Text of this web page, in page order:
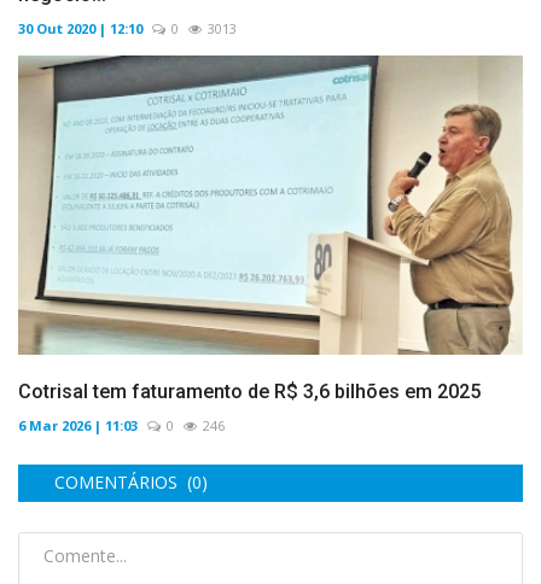
30 Out 2020 | 12:10 0 3013
Cotrisal tem faturamento de R$ 3,6 bilhões em 2025
6 Mar 2026 | 11:03 0 246
COMENTÁRIOS (0)